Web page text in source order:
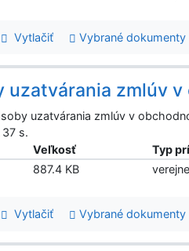
Vytlačiť Vybrané dokumenty
uzatvárania zmlúv
uzatvárania zmlúv v
s.
Veľkosť
Typ
887.4 KB
Vytlačiť Vybrané dokumenty